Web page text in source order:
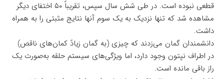
قطعی نبوده است. در طی شش سال سپس، تقریباً ۵۰ اختفای دیگر
مشاهده شد که تنها نزدیک به یک سوم آنها نتایج مثبتی را به همراه
داشت.
دانشمندان گمان می‌زدند که چیزی (به گمان زیادً کمان‌های ناقص)
در اطراف نپتون وجود دارد، اما ویژگی‌های سیستم حلقه به‌صورت یک
راز باقی مانده است.